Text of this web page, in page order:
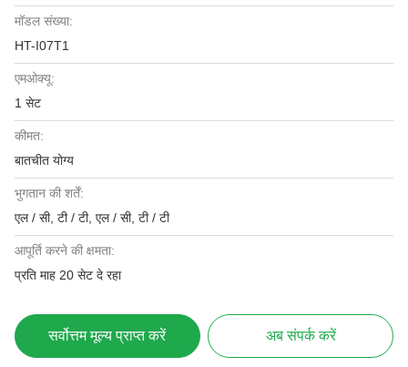
मॉडल संख्या:
HT-I07T1
एमओक्यू:
1 सेट
कीमत:
बातचीत योग्य
भुगतान की शर्तें:
एल / सी, टी / टी, एल / सी, टी / टी
आपूर्ति करने की क्षमता:
प्रति माह 20 सेट दे रहा
सर्वोत्तम मूल्य प्राप्त करें अब संपर्क करें